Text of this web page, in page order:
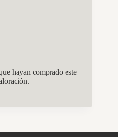
hayan comprado este